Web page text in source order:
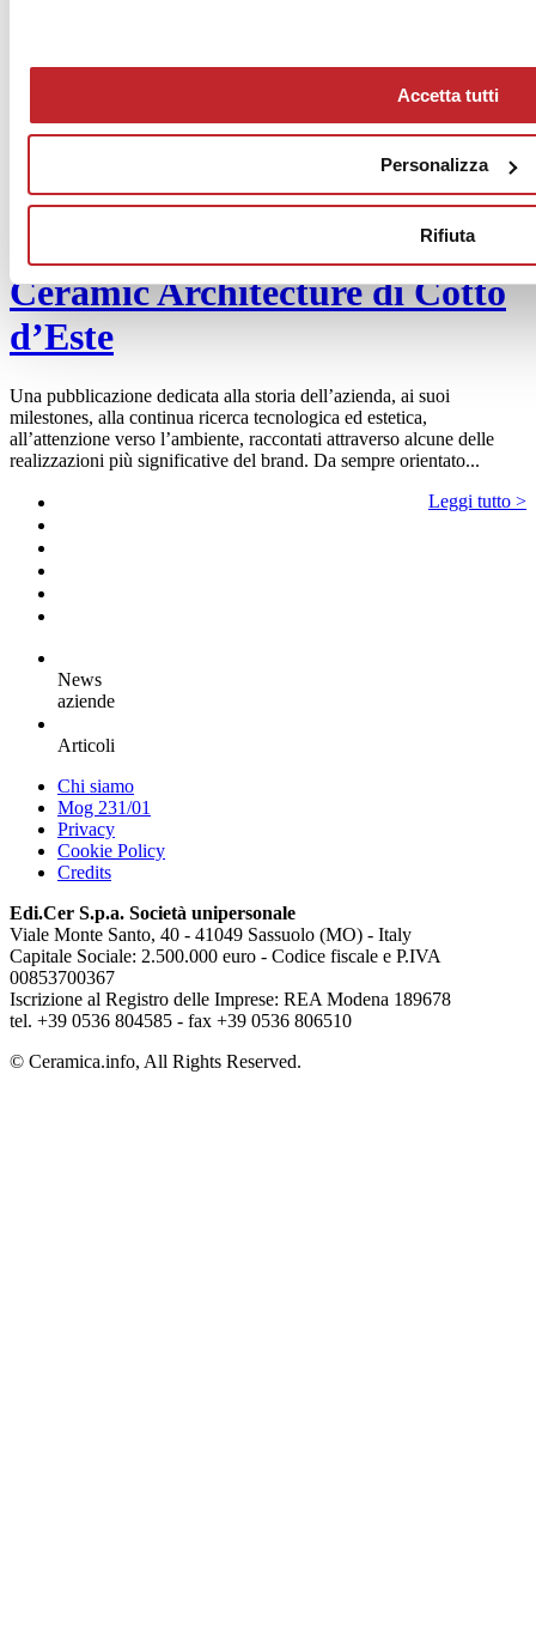
Accetta tutti
Personalizza
Rifiuta
Progettisti
Ceramic Architecture di Cotto
d’Este
Una pubblicazione dedicata alla storia dell’azienda, ai suoi
milestones, alla continua ricerca tecnologica ed estetica,
all’attenzione verso l’ambiente, raccontati attraverso alcune delle
realizzazioni più significative del brand. Da sempre orientato...
Leggi tutto >
News
aziende
Articoli
Chi siamo
Mog 231/01
Privacy
Cookie Policy
Credits
Edi.Cer S.p.a. Società unipersonale
Viale Monte Santo, 40 - 41049 Sassuolo (MO) - Italy
Capitale Sociale: 2.500.000 euro - Codice fiscale e P.IVA
00853700367
Iscrizione al Registro delle Imprese: REA Modena 189678
tel. +39 0536 804585 - fax +39 0536 806510
© Ceramica.info, All Rights Reserved.